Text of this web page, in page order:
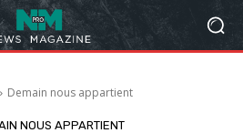
Demain nous appartient
NOUS APPARTIENT